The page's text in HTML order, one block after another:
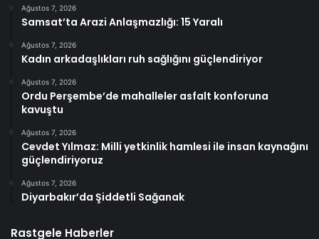
Ağustos 7, 2026
Samsat’ta Arazi Anlaşmazlığı: 15 Yaralı
Ağustos 7, 2026
Kadın arkadaşlıkları ruh sağlığını güçlendiriyor
Ağustos 7, 2026
Ordu Perşembe’de mahalleler asfalt konforuna
kavuştu
Ağustos 7, 2026
Cevdet Yılmaz: Milli yetkinlik hamlesi ile insan kaynağını
güçlendiriyoruz
Ağustos 7, 2026
Diyarbakır’da Şiddetli Sağanak
Rastgele Haberler